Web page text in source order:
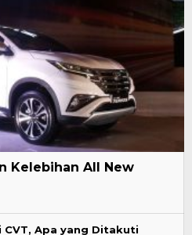
Kelebihan All New
CVT, Apa yang Ditakuti